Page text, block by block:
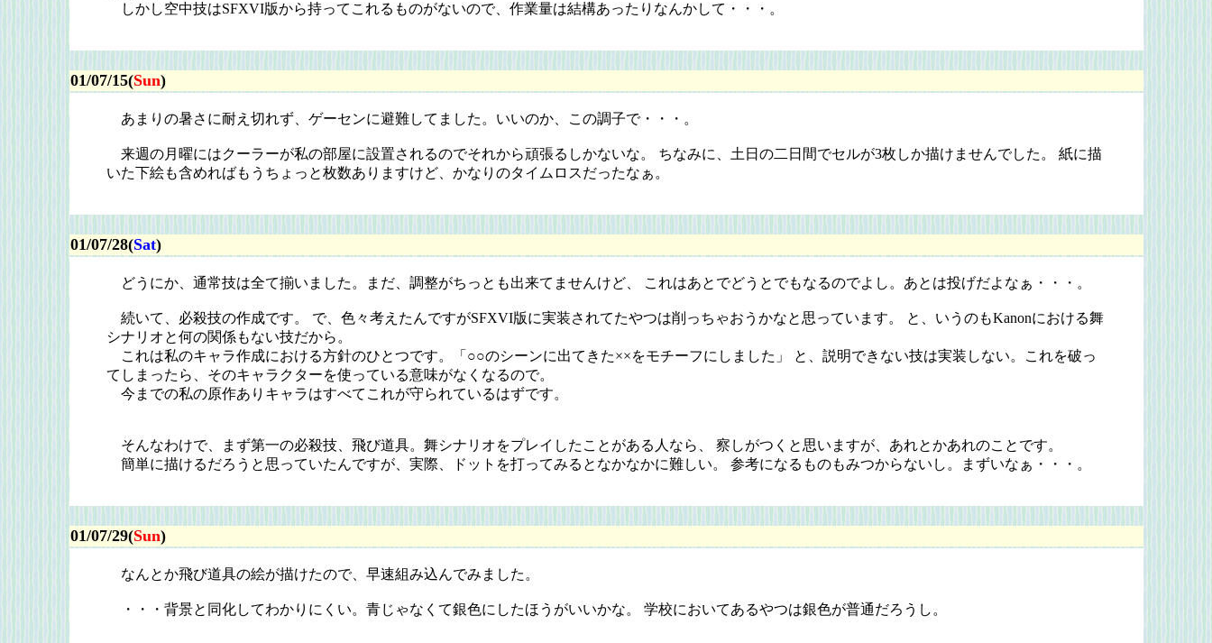
しかし空中技はSFXVI版から持ってこれるものがないので、作業量は結構あったりなんかして・・・。
01/07/15(Sun)
あまりの暑さに耐え切れず、ゲーセンに避難してました。いいのか、この調子で・・・。
来週の月曜にはクーラーが私の部屋に設置されるのでそれから頑張るしかないな。 ちなみに、土日の二日間でセルが3枚しか描けませんでした。 紙に描
いた下絵も含めればもうちょっと枚数ありますけど、かなりのタイムロスだったなぁ。
01/07/28(Sat)
どうにか、通常技は全て揃いました。まだ、調整がちっとも出来てませんけど、 これはあとでどうとでもなるのでよし。あとは投げだよなぁ・・・。
続いて、必殺技の作成です。 で、色々考えたんですがSFXVI版に実装されてたやつは削っちゃおうかなと思っています。 と、いうのもKanonにおける舞
シナリオと何の関係もない技だから。
これは私のキャラ作成における方針のひとつです。「○○のシーンに出てきた××をモチーフにしました」 と、説明できない技は実装しない。これを破っ
てしまったら、そのキャラクターを使っている意味がなくなるので。
今までの私の原作ありキャラはすべてこれが守られているはずです。
そんなわけで、まず第一の必殺技、飛び道具。舞シナリオをプレイしたことがある人なら、 察しがつくと思いますが、あれとかあれのことです。
簡単に描けるだろうと思っていたんですが、実際、ドットを打ってみるとなかなかに難しい。 参考になるものもみつからないし。まずいなぁ・・・。
01/07/29(Sun)
なんとか飛び道具の絵が描けたので、早速組み込んでみました。
・・・背景と同化してわかりにくい。青じゃなくて銀色にしたほうがいいかな。 学校においてあるやつは銀色が普通だろうし。